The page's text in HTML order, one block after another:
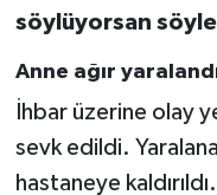
söylüyorsan
Anne ağır
İhbar üzerine olay
sevk edildi.
hastaneye